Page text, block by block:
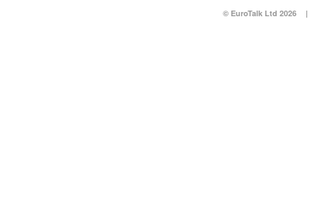
© EuroTalk Ltd 2026 |